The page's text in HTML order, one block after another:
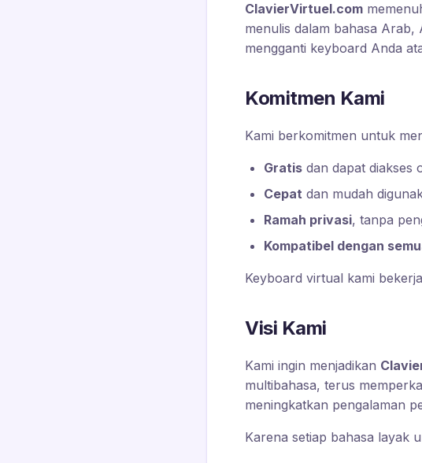
ClavierVirtuel.com
menulis dalam bahasa
mengganti keyboard Anda
Komitmen Kami
Kami berkomitmen untuk
Gratis dan dapat diakses
Cepat dan mudah
Ramah privasi, tanpa
Kompatibel dengan
Keyboard virtual kami
Visi Kami
Kami ingin menjadikan
multibahasa, terus
meningkatkan pengalaman
Karena setiap bahasa layak